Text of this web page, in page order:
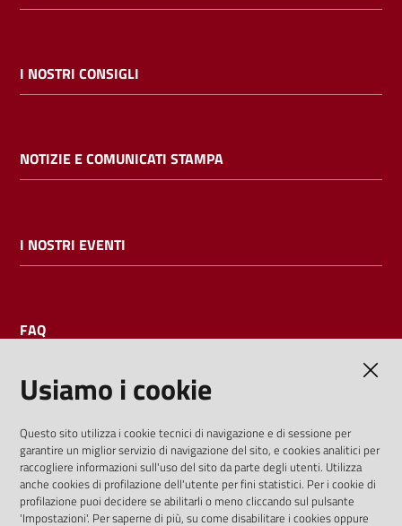
Contatti
I NOSTRI CONSIGLI
NOTIZIE E COMUNICATI STAMPA
I NOSTRI EVENTI
FAQ
I dati personali pubblicati sono riutilizzabili solo alle condizioni
previste dalla direttiva comunitaria 2003/98/CE e dal d.lgs.
36/2006
Usiamo i cookie
Questo sito utilizza i cookie tecnici di navigazione e di sessione per
garantire un miglior servizio di navigazione del sito, e cookies analitici per
raccogliere informazioni sull'uso del sito da parte degli utenti. Utilizza
anche cookies di profilazione dell'utente per fini statistici. Per i cookie di
profilazione puoi decidere se abilitarli o meno cliccando sul pulsante
'Impostazioni'. Per saperne di più, su come disabilitare i cookies oppure